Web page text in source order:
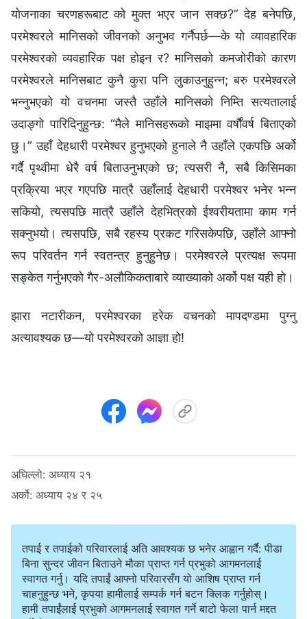
योजनाका चरणहरूबाट को मुक्त भएर जान सक्छ?” देह बनेपछि,
परमेश्‍वरले मानिसको जीवनको अनुभव गर्नैपर्छ—के यो व्यावहारिक
परमेश्‍वरको व्यवहारिक पक्ष होइन र? मानिसको कमजोरीको कारण
परमेश्‍वरले मानिसबाट कुनै कुरा पनि लुकाउनुहुन्‍न; बरु परमेश्‍वरले
भन्‍नुभएको यो वचनमा जस्तै उहाँले मानिसको निम्ति सत्यतालाई
उदाङ्गो पारिदिनुहुन्छ: “मैले मानिसहरूको माझमा वर्षौंवर्ष बिताएको
छु।” उहाँ देहधारी परमेश्‍वर हुनुभएको हुनाले नै उहाँले एकपछि अर्को
गर्दै पृथ्वीमा धेरै वर्ष बिताउनुभएको छ; त्यसरी नै, सबै किसिमका
प्रक्रिया भएर गएपछि मात्रै उहाँलाई देहधारी परमेश्‍वर भनेर भन्‍न
सकियो, त्यसपछि मात्रै उहाँले देहभित्रको ईश्‍वरीयतामा काम गर्न
सक्‍नुभयो। त्यसपछि, सबै रहस्य प्रकट गरिसकेपछि, उहाँले आफ्‍नो
रूप परिवर्तन गर्न स्वतन्त्र हुनुहुनेछ। परमेश्‍वरले प्रत्यक्ष रूपमा
सङ्केत गर्नुभएको गैर-अलौकिकताबारे व्याख्याको अर्को पक्ष यही हो।
झारा नटारीकन, परमेश्‍वरका हरेक वचनको मापदण्डमा पुग्‍नु
अत्यावश्यक छ—यो परमेश्‍वरको आज्ञा हो!
अघिल्लो: अध्याय २१
अर्को: अध्याय २४ र २५
तपाई र तपाईको परिवारलाई अति आवश्यक छ भनेर आह्वान गर्दै: पीडा
बिना सुन्दर जीवन बिताउने मौका प्राप्त गर्न प्रभुको आगमनलाई
स्वागत गर्नु। यदि तपाईं आफ्नो परिवारसँग यो आशिष प्राप्त गर्न
चाहनुहुन्छ भने, कृपया हामीलाई सम्पर्क गर्न बटन क्लिक गर्नुहोस्।
हामी तपाईंलाई प्रभुको आगमनलाई स्वागत गर्ने बाटो फेला पार्न मद्दत